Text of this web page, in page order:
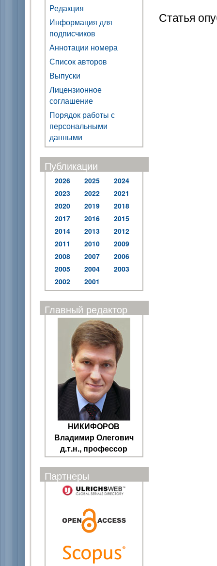
Редакция
Информация для
подписчиков
Аннотации номера
Список авторов
Выпуски
Лицензионное
соглашение
Порядок работы с
персональными
данными
Публикации
2026 2025
2024
2023
2022
2021
2020
2019
2018
2017
2016
2015
2014
2013
2012
2011
2010
2009
2008
2007
2006
2005
2004
2003
2002
2001
Главный редактор
НИКИФОРОВ
Владимир Олегович
д.т.н., профессор
Партнеры
Статья